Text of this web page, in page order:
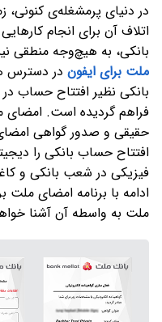
در دنیای پرمشغله‌ی
اتلاف آن برای انجام
بانکی، به هیچ‌وجه منطقی
ملت برای ایفون در دسترس
بانکی نظیر افتتاح حساب
فراهم گردیده است. امضای
حقیقی و صدور گواهی امضای
افتتاح حساب بانکی را
فیزیکی در شعب بانکی و
ادامه با برنامه امضای
ملت به واسطه آن آشنا